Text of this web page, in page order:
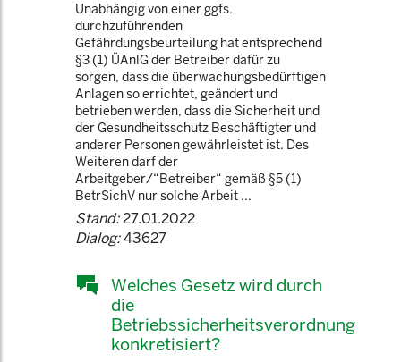
Unabhängig von einer ggfs.
durchzuführenden
Gefährdungsbeurteilung hat entsprechend
§3 (1) ÜAnlG der Betreiber dafür zu
sorgen, dass die überwachungsbedürftigen
Anlagen so errichtet, geändert und
betrieben werden, dass die Sicherheit und
der Gesundheitsschutz Beschäftigter und
anderer Personen gewährleistet ist. Des
Weiteren darf der
Arbeitgeber/“Betreiber“ gemäß §5 (1)
BetrSichV nur solche Arbeit ...
Stand:27.01.2022
Dialog:43627
Welches Gesetz wird durch
die
Betriebssicherheitsverordnung
konkretisiert?